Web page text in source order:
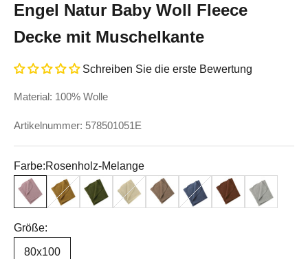
Engel Natur Baby Woll Fleece
Decke mit Muschelkante
Schreiben Sie die erste Bewertung
Material: 100% Wolle
Artikelnummer: 578501051E
Farbe:Rosenholz-Melange
Rosenholz-Melange
Safran-Melange
Schilf-Melange
Natur Walnuss-Melange
Blau-MelangeZimt-Melange
Hellgrau-
Größe:
80x100